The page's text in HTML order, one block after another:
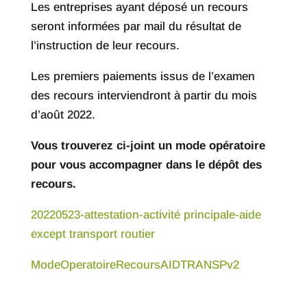
Les entreprises ayant déposé un recours
seront informées par mail du résultat de
l’instruction de leur recours.
Les premiers paiements issus de l’examen
des recours interviendront à partir du mois
d’août 2022.
Vous trouverez ci-joint un mode opératoire
pour vous accompagner dans le dépôt des
recours.
20220523-attestation-activité principale-aide
except transport routier
ModeOperatoireRecoursAIDTRANSPv2